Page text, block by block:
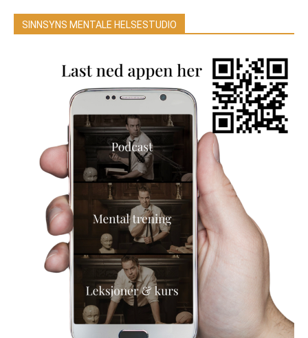
SINNSYNS MENTALE HELSESTUDIO